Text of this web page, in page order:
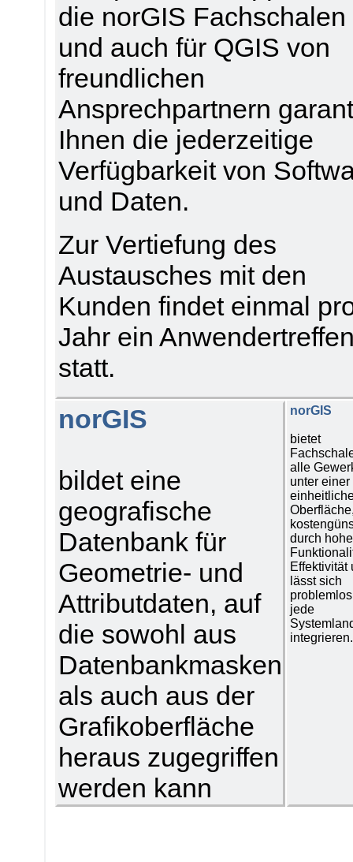
die norGIS Fachschalen
und auch für QGIS von
freundlichen
Ansprechpartnern
Ihnen die jederzeitige
Verfügbarkeit von
und Daten.
Zur Vertiefung des
Austausches mit den
Kunden findet einmal
Jahr ein
statt.
norGIS
bildet eine
geografische
Datenbank für
Geometrie- und
Attributdaten, auf
die sowohl aus
Datenbankmasken
als auch aus der
Grafikoberfläche
heraus zugegriffen
werden kann
norGIS
bietet
alle
unter einer
durch hohe
Effektivität
lässt sich
jede
integrieren.